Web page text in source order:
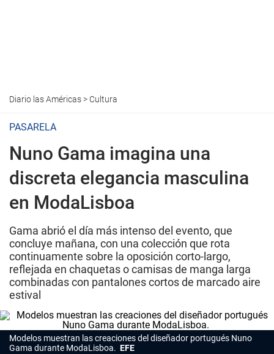
Diario las Américas> Cultura
PASARELA
Nuno Gama imagina una
discreta elegancia masculina
en ModaLisboa
Gama abrió el día más intenso del evento, que
concluye mañana, con una colección que rota
continuamente sobre la oposición corto-largo,
reflejada en chaquetas o camisas de manga larga
combinadas con pantalones cortos de marcado aire
estival
Modelos muestran las creaciones del diseñador portugués Nuno
Gama durante ModaLisboa. EFE